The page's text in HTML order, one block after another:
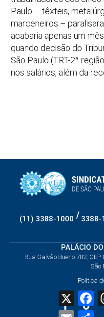
Paulo – têxteis,
marceneiros –
acabaria apenas um
quando decisão do
São Paulo (TRT-2ª
nos salários, além da
(11) 3388-1000 / 3388-
PALÁCIO
Rua Galvão Bueno 782,
São
Política
X
Email